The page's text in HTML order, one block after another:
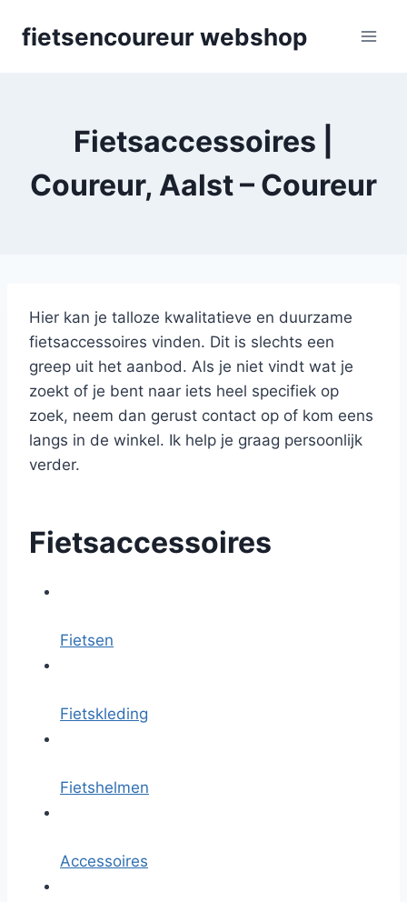
fietsencoureur webshop
Fietsaccessoires |
Coureur, Aalst – Coureur
Hier kan je talloze kwalitatieve en duurzame
fietsaccessoires vinden. Dit is slechts een
greep uit het aanbod. Als je niet vindt wat je
zoekt of je bent naar iets heel specifiek op
zoek, neem dan gerust contact op of kom eens
langs in de winkel. Ik help je graag persoonlijk
verder.
Fietsaccessoires
Fietsen
Fietskleding
Fietshelmen
Accessoires